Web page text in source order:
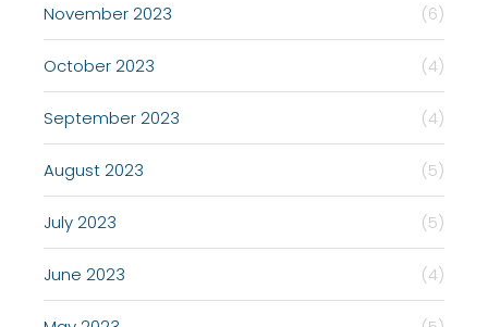
November 2023 (6)
October 2023 (4)
September 2023 (4)
August 2023 (5)
July 2023 (5)
June 2023 (4)